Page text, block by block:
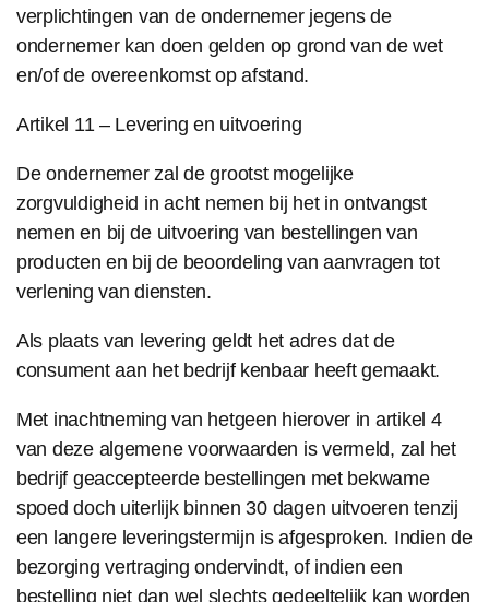
verplichtingen van de ondernemer jegens de
ondernemer kan doen gelden op grond van de wet
en/of de overeenkomst op afstand.
Artikel 11 – Levering en uitvoering
De ondernemer zal de grootst mogelijke
zorgvuldigheid in acht nemen bij het in ontvangst
nemen en bij de uitvoering van bestellingen van
producten en bij de beoordeling van aanvragen tot
verlening van diensten.
Als plaats van levering geldt het adres dat de
consument aan het bedrijf kenbaar heeft gemaakt.
Met inachtneming van hetgeen hierover in artikel 4
van deze algemene voorwaarden is vermeld, zal het
bedrijf geaccepteerde bestellingen met bekwame
spoed doch uiterlijk binnen 30 dagen uitvoeren tenzij
een langere leveringstermijn is afgesproken. Indien de
bezorging vertraging ondervindt, of indien een
bestelling niet dan wel slechts gedeeltelijk kan worden